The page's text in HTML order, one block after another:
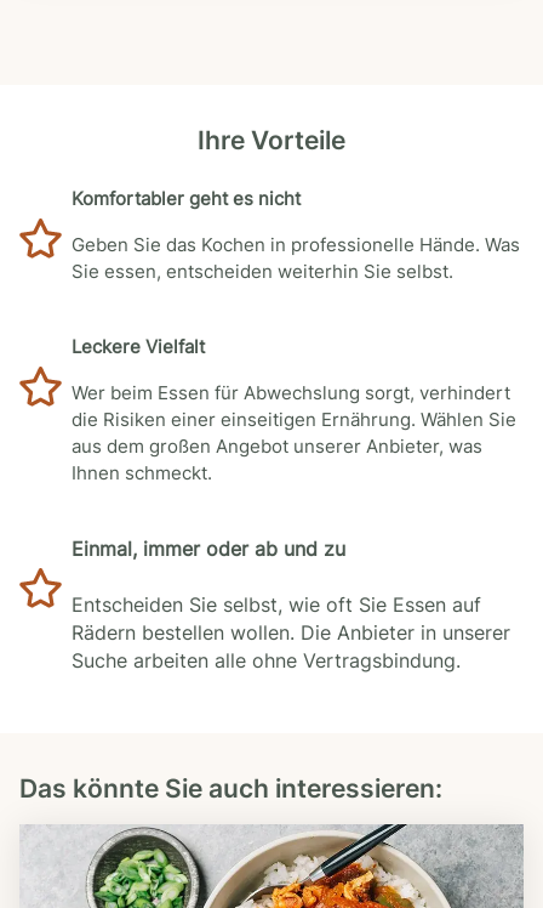
Ihre Vorteile
Komfortabler geht es nicht
Geben Sie das Kochen in professionelle Hände. Was
Sie essen, entscheiden weiterhin Sie selbst.
Leckere Vielfalt
Wer beim Essen für Abwechslung sorgt, verhindert
die Risiken einer einseitigen Ernährung. Wählen Sie
aus dem großen Angebot unserer Anbieter, was
Ihnen schmeckt.
Einmal, immer oder ab und zu
Entscheiden Sie selbst, wie oft Sie Essen auf
Rädern bestellen wollen. Die Anbieter in unserer
Suche arbeiten alle ohne Vertragsbindung.
Das könnte Sie auch interessieren: